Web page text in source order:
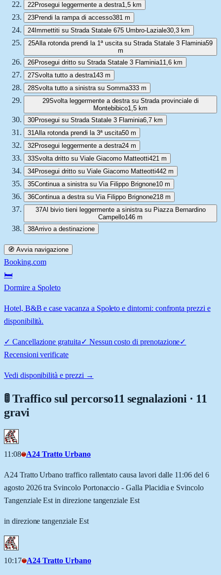
22Prosegui leggermente a destra1,5 km
23Prendi la rampa di accesso381 m
24Immettiti su Strada Statale 675 Umbro-Laziale30,3 km
25Alla rotonda prendi la 1ª uscita su Strada Statale 3 Flaminia59
m
26Prosegui dritto su Strada Statale 3 Flaminia11,6 km
27Svolta tutto a destra143 m
28Svolta tutto a sinistra su Somma333 m
29Svolta leggermente a destra su Strada provinciale di
Montebibico1,5 km
30Prosegui su Strada Statale 3 Flaminia6,7 km
31Alla rotonda prendi la 3ª uscita50 m
32Prosegui leggermente a destra24 m
33Svolta dritto su Viale Giacomo Matteotti421 m
34Prosegui dritto su Viale Giacomo Matteotti442 m
35Continua a sinistra su Via Filippo Brignone10 m
36Continua a destra su Via Filippo Brignone218 m
37Al bivio tieni leggermente a sinistra su Piazza Bernardino
Campello146 m
38Arrivo a destinazione
🧭 Avvia navigazione
Booking.com
🛏️
Dormire a Spoleto
Hotel, B&B e case vacanza a Spoleto e dintorni: confronta prezzi e
disponibilità.
✓ Cancellazione gratuita✓ Nessun costo di prenotazione✓
Recensioni verificate
Vedi disponibilità e prezzi →
🚦 Traffico sul percorso11 segnalazioni · 11
gravi
11:08 A24 Tratto Urbano
A24 Tratto Urbano traffico rallentato causa lavori dalle 11:06 del 6
agosto 2026 tra Svincolo Portonaccio - Galla Placidia e Svincolo
Tangenziale Est in direzione tangenziale Est
in direzione tangenziale Est
10:17 A24 Tratto Urbano